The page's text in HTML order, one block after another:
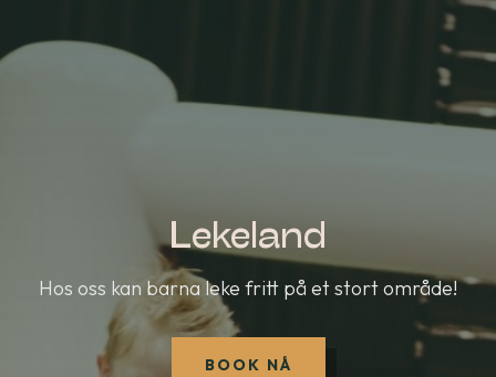
Lekeland
Hos oss kan barna leke fritt på et stort område!
BOOK NÅ